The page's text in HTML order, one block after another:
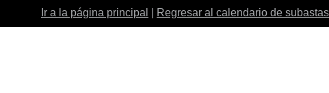
Ir a la página principal Regresar al calendario de subastas